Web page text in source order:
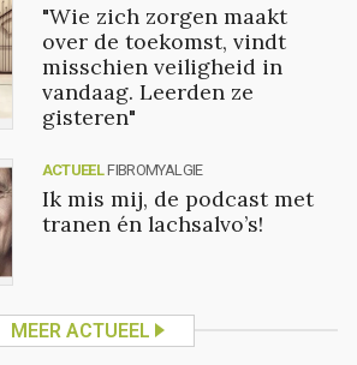
"Wie zich zorgen maakt
over de toekomst, vindt
misschien veiligheid in
vandaag. Leerden ze
gisteren"
ACTUEEL FIBROMYALGIE
Ik mis mij, de podcast met
tranen én lachsalvo’s!
MEER ACTUEEL